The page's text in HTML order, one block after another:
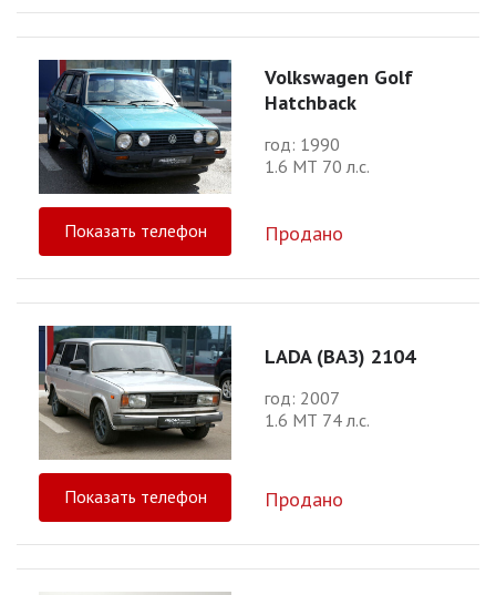
Volkswagen Golf
Hatchback
год: 1990
1.6 МТ 70 л.с.
Показать телефон Продано
LADA (ВАЗ) 2104
год: 2007
1.6 МТ 74 л.с.
Показать телефон Продано